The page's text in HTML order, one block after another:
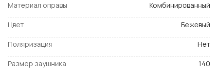
Материал оправы Комбинированный
Цвет Бежевый
Поляризация Нет
Размер заушника 140